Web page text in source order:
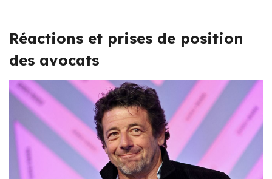
Réactions et prises de position
des avocats